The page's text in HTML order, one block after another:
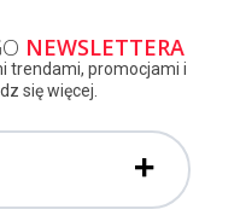
NEWSLETTERA
trendami, promocjami i
się więcej.